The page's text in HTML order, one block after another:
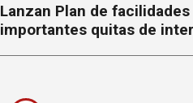
Lanzan Plan de
importantes quitas de